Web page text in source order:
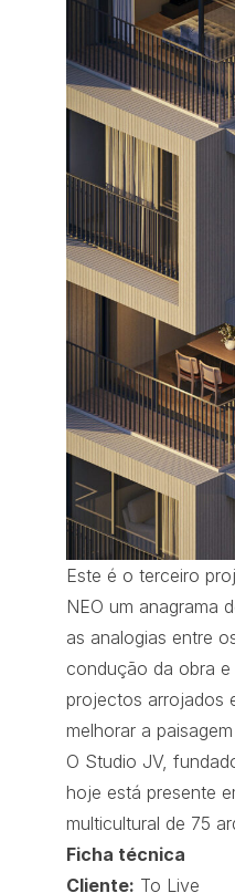
Este é o terceiro
NEO um anagrama
as analogias entre
condução da obra e
projectos arrojados
melhorar a
O Studio JV,
hoje está presente
multicultural de 75
Ficha técnica
Cliente: To Live